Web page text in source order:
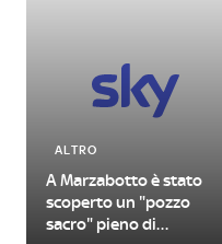
ALTRO
A Marzabotto è stato
scoperto un "pozzo
sacro" pieno di